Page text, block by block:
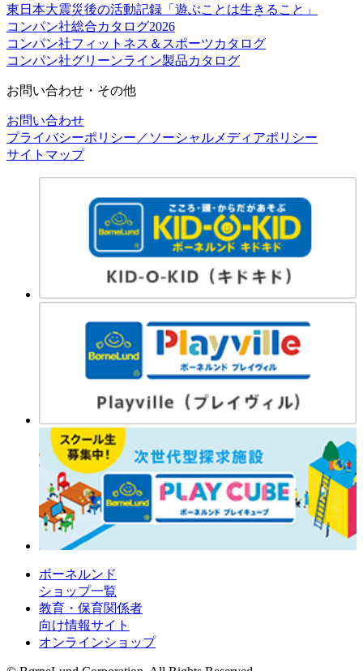
東日本大震災後の活動記録「遊ぶことは生きること」
コンパン社総合カタログ2026
コンパン社フィットネス＆スポーツカタログ
コンパン社グリーンライン製品カタログ
お問い合わせ・その他
お問い合わせ
プライバシーポリシー／ソーシャルメディアポリシー
サイトマップ
ボーネルンド
ショップ一覧
教育・保育関係者
向け情報サイト
オンラインショップ